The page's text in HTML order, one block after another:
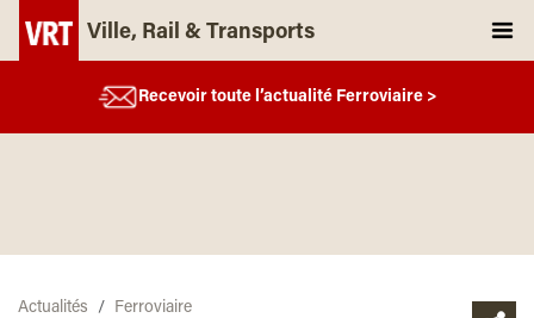
Ville, Rail & Transports
Recevoir toute l’actualité Ferroviaire >
Actualités
Ferroviaire